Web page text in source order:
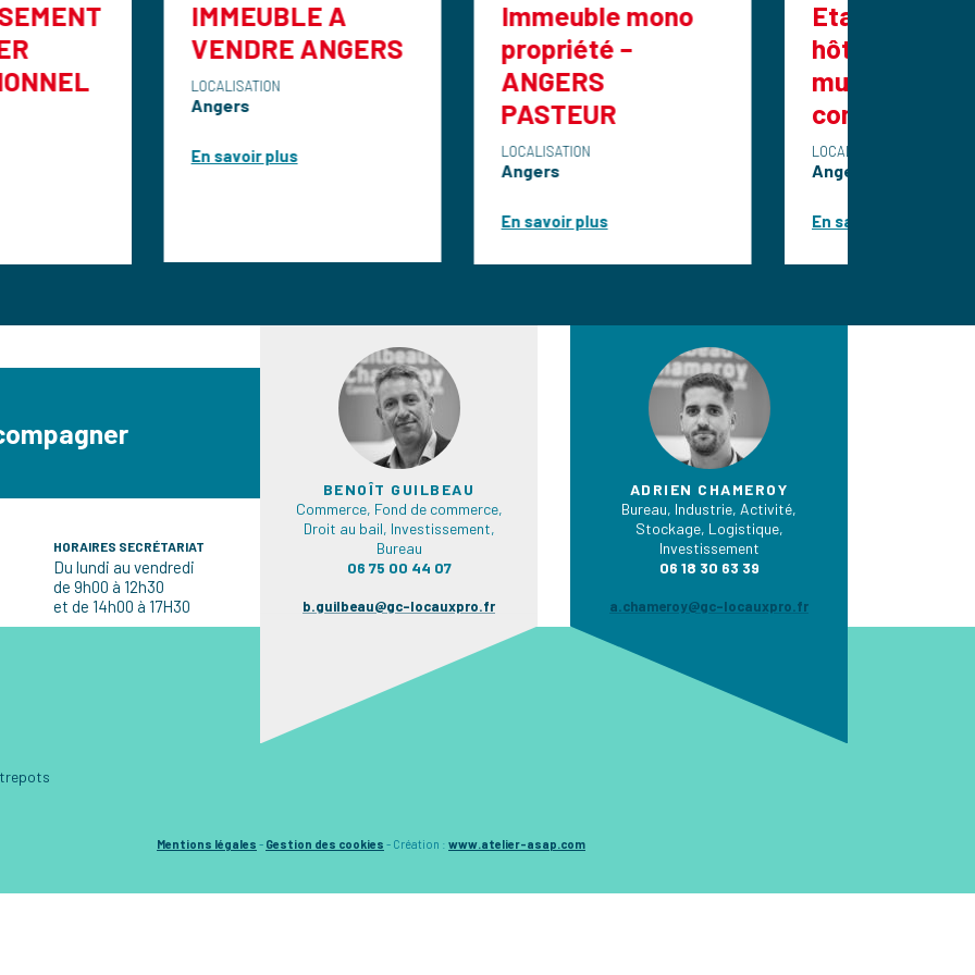
IMMEUBLE A
VENDRE ANGERS
LOCALISATION
Immeuble mono
propriété –
Etablissement
hôtelier à vendre
murs et fonds de
HORAIRES SECRÉTARIAT
Du lundi au vendredi
de 9h00 à 12h30
et de 14h00 à 17H30
BENOÎT GUILBEAU
Commerce, Fond de commerce,
Droit au bail, Investissement,
Bureau
06 75 00 44 07
b.guilbeau@gc-locauxpro.fr
ADRIEN CHAMEROY
Bureau, Industrie, Activité,
Stockage, Logistique,
Investissement
06 18 30 63 39
a.chameroy@gc-locauxpro.fr
Mentions légales - Gestion des cookies - Création : www.atelier-asap.com